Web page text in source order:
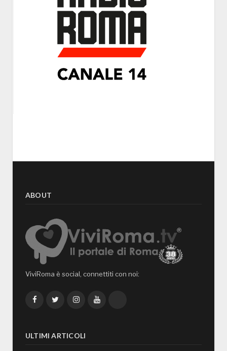
ABOUT
ViviRoma è social, connettiti con noi:
FacebookTwitterInstagramYouTube
ULTIMI ARTICOLI